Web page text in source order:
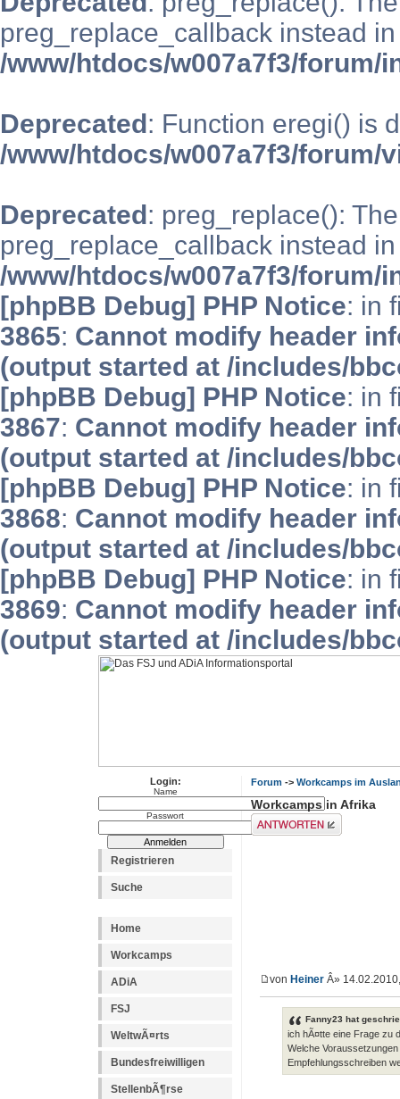
preg_replace_callback instead in
/www/htdocs/w007a7f3/forum/
Deprecated: Function eregi() is
/www/htdocs/w007a7f3/forum/
Deprecated: preg_replace():
preg_replace_callback instead in
/www/htdocs/w007a7f3/forum/
[phpBB Debug] PHP Notice: in
3865: Cannot modify header
(output started at /includes/
[phpBB Debug] PHP Notice: in
3867: Cannot modify header
(output started at /includes/
[phpBB Debug] PHP Notice: in
3868: Cannot modify header
(output started at /includes/
[phpBB Debug] PHP Notice: in
3869: Cannot modify header
(output started at /includes/
Login:
Name
Passwort
Registrieren
Suche
Home
Workcamps
ADiA
FSJ
WeltwÃ¤rts
Bundesfreiwilligen
StellenbÃ¶rse
Forum -> Workcamps im
Workcamps in Afrika
Antwort erstellen
von Heiner Â»
Fanny23 hat
ich hÃ¤tte eine Frage zu
Welche
Empfehlungsschreiben